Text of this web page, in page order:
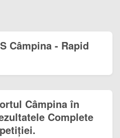
Câmpina - Rapid
Câmpina în
Complete